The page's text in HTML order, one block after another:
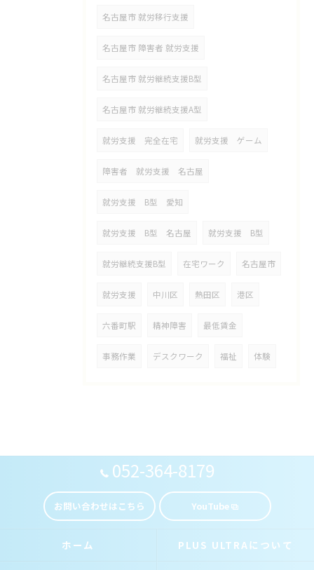
名古屋市 就労移行支援
名古屋市 障害者 就労支援
名古屋市 就労継続支援B型
名古屋市 就労継続支援A型
就労支援 完全在宅 就労支援 ゲーム
障害者 就労支援 名古屋
就労支援 B型 愛知
就労支援 B型 名古屋 就労支援 B型
就労継続支援B型 在宅ワーク 名古屋市
就労支援 中川区 熱田区 港区
六番町駅 精神障害 最低賃金
事務作業 デスクワーク 福祉 体験
052-364-8179
お問い合わせはこちら YouTube
ホーム PLUS ULTRAについて